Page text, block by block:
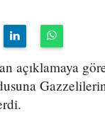
açıklamaya